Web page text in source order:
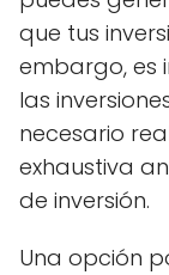
que tus
embargo, es
las
necesario
exhaustiva
de inversión.
Una opción